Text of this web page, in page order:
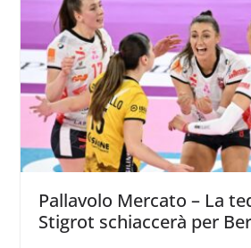
Pallavolo Mercato – La
Stigrot schiaccerà per